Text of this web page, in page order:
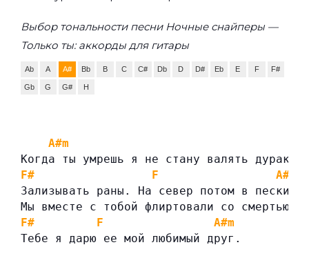
Выбор тональности песни Ночные снайперы —
Только ты: аккорды для гитары
Ab A A# Bb B C C# Db D D# Eb E F F#
Gb G G# H
A#m
Когда ты умрешь я не стану валять дурака
F#
F
A#m
Зализывать раны. На север потом в пески.
Мы вместе с тобой флиртовали со смертью и
F#
F
A#m
Тебе я дарю ее мой любимый друг.